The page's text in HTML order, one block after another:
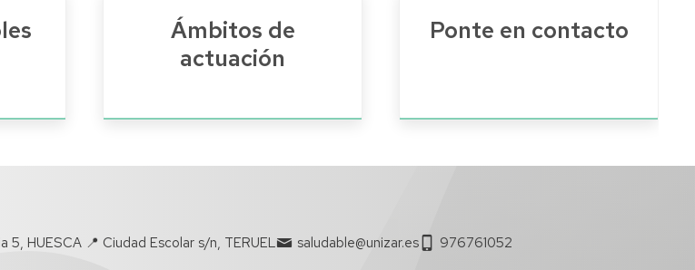
Ámbitos de
actuación
Ponte en contacto
5, HUESCA 📍 Ciudad Escolar s/n, TERUEL saludable@unizar.es 976761052